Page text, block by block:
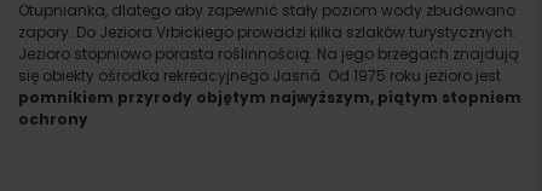
Otupnianka, dlatego aby zapewnić stały poziom wody zbudowano
zapory. Do Jeziora Vrbickiego prowadzi kilka szlaków turystycznych.
Jezioro stopniowo porasta roślinnością. Na jego brzegach znajdują
się obiekty ośrodka rekreacyjnego Jasná. Od 1975 roku jezioro jest
pomnikiem przyrody objętym najwyższym, piątym stopniem
ochrony.